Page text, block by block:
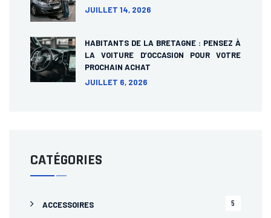
JUILLET 14, 2026
HABITANTS DE LA BRETAGNE : PENSEZ À
LA VOITURE D’OCCASION POUR VOTRE
PROCHAIN ACHAT
JUILLET 6, 2026
CATÉGORIES
ACCESSOIRES 5